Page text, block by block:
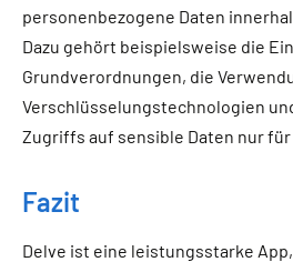
personenbezogene Daten
Dazu gehört beispielsweise die
Grundverordnungen, die
Verschlüsselungstechnologien
Zugriffs auf sensible Daten nur
Fazit
Delve ist eine leistungsstarke